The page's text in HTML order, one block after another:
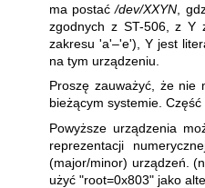
ma postać/dev/XXYN ,
zgodnych z ST-506, z Y
zakresu 'a'–'e'), Y jest
na tym urządzeniu.
Proszę zauważyć, że nie
bieżącym systemie.
Powyższe urządzenia
reprezentacji
(major/minor) urządzeń.
użyć "root=0x803" jako